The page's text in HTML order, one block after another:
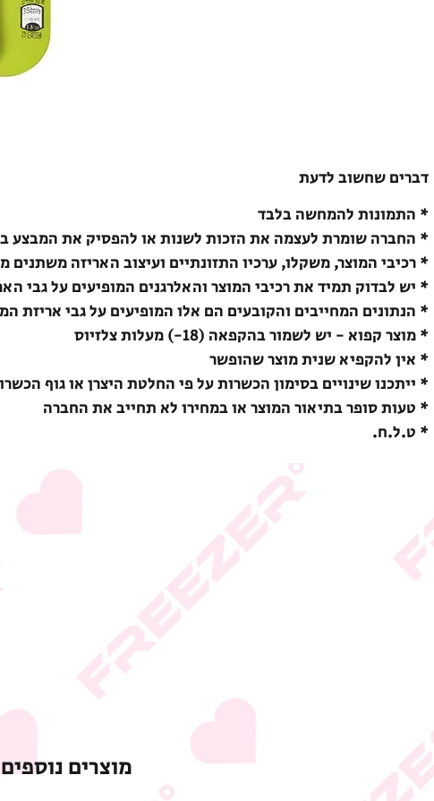
דברים שחשוב לדעת
* התמונות להמחשה בלבד
* החברה שומרת לעצמה את הזכות לשנות או להפסיק את המבצע
* רכיבי המוצר, משקלו, ערכיו התזונתיים ועיצוב האריזה משתנים
* יש לבדוק תמיד את רכיבי המוצר והאלרגנים המופיעים על גבי
* הנתונים המחייבים והקובעים הם אלו המופיעים על גבי אריזת
* מוצר קפוא - יש לשמור בהקפאה (18-) מעלות צלזיוס
* אין להקפיא שנית מוצר שהופשר
* ייתכנו שינויים בסימון הכשרות על פי החלטת היצרן או גוף
* טעות סופר בתיאור המוצר או במחירו לא תחייב את החברה
* ט.ל.ח.
מוצרים